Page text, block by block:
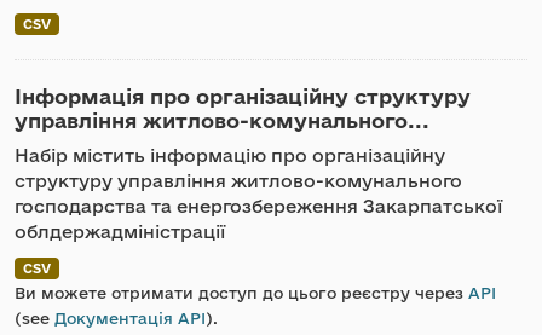
CSV
Інформація про організаційну структуру
управління житлово-комунального...
Набір містить інформацію про організаційну
структуру управління житлово-комунального
господарства та енергозбереження Закарпатської
облдержадміністрації
CSV
Ви можете отримати доступ до цього реєстру через API
(see Документація API).